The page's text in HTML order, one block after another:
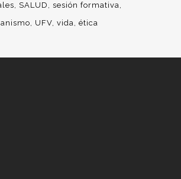
SALUD
sesión formativa
UFV vida ética